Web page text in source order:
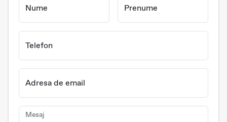
Nume Prenume
Telefon
Adresa de email
Mesaj